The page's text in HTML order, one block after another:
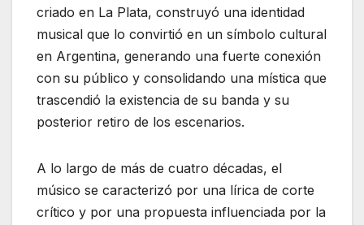
criado en La Plata, construyó una identidad
musical que lo convirtió en un símbolo cultural
en Argentina, generando una fuerte conexión
con su público y consolidando una mística que
trascendió la existencia de su banda y su
posterior retiro de los escenarios.
A lo largo de más de cuatro décadas, el
músico se caracterizó por una lírica de corte
crítico y por una propuesta influenciada por la